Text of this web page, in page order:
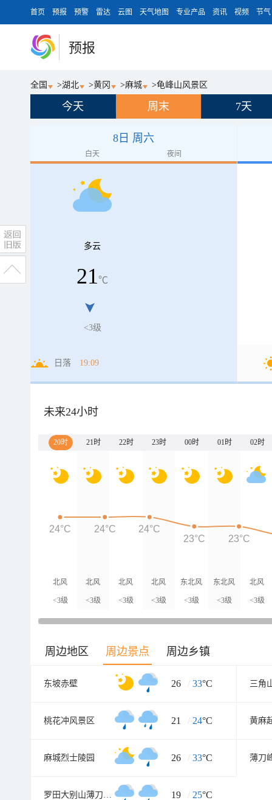
首页 预报 预警 雷达 云图 天气地图 专业产品 资讯 视频 节气
预报
全国 >湖北 >黄冈 >麻城 >龟峰山风景区
今天 周末 7天
8日 周六
白天 夜间
多云
21℃
<3级
日落 19:09
未来24小时
20时 21时 22时 23时 00时 01时 02时
北风
<3级
北风
<3级
北风
<3级
北风
<3级
东北风
<3级
东北风
<3级
北风
<3级
24°C 24°C 24°C
23°C 23°C
周边地区 周边景点 周边乡镇
东坡赤壁 26 / 33°C
桃花冲风景区 21 / 24°C
麻城烈士陵园 26 / 33°C 薄刀
罗田大别山薄刀峰风景区 19 / 25°C